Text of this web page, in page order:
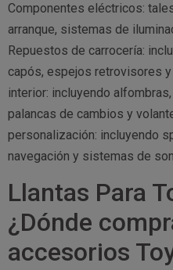
Componentes eléctricos:
arranque, sistemas de
Repuestos de carrocería:
capós, espejos retrovisores
interior: incluyendo
palancas de cambios y
personalización: incluyendo
navegación y sistemas de
Llantas Para
¿Dónde
accesorios